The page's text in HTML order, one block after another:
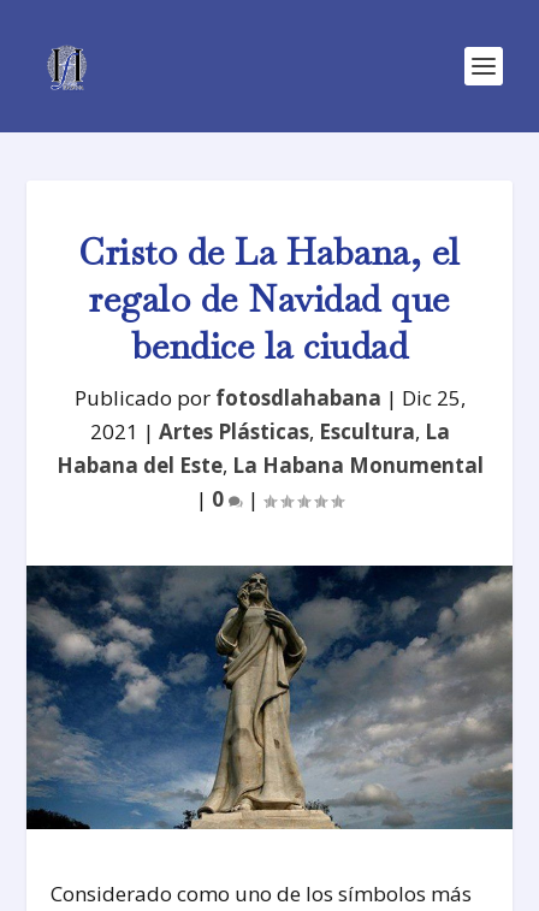
Cristo de La Habana, el
regalo de Navidad que
bendice la ciudad
Publicado por fotosdlahabana | Dic 25,
2021 | Artes Plásticas, Escultura, La
Habana del Este, La Habana Monumental
| 0 |
Considerado como uno de los símbolos más